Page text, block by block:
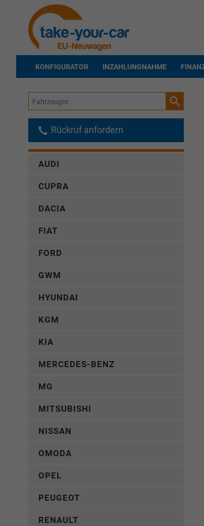
KONFIGURATOR INZAHLUNGNAHME
Fahrzeugnr.
Rückruf anfordern
AUDI
CUPRA
DACIA
FIAT
FORD
GWM
HYUNDAI
KGM
KIA
MERCEDES-BENZ
MG
MITSUBISHI
NISSAN
OMODA
OPEL
PEUGEOT
RENAULT